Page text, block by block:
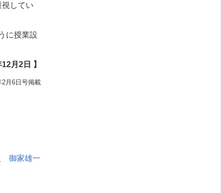
してい
に授業設
月2日 】
月6日号掲載
御家雄一